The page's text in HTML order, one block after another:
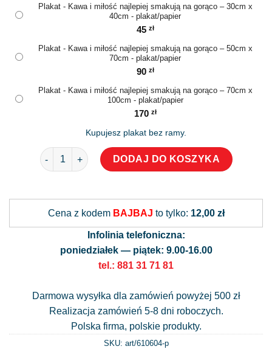
Plakat - Kawa i miłość najlepiej smakują na gorąco – 30cm x
40cm - plakat/papier
45 zł
Plakat - Kawa i miłość najlepiej smakują na gorąco – 50cm x
70cm - plakat/papier
90 zł
Plakat - Kawa i miłość najlepiej smakują na gorąco – 70cm x
100cm - plakat/papier
170 zł
Kupujesz plakat bez ramy.
ilość Plakat - Kawa i miłość najlepiej smakują na gorąco
DODAJ DO KOSZYKA
Cena z kodem BAJBAJ to tylko: 12,00 zł
Infolinia telefoniczna:
poniedziałek — piątek: 9.00-16.00
tel.: 881 31 71 81
Darmowa wysyłka dla zamówień powyżej 500 zł
Realizacja zamówień 5-8 dni roboczych.
Polska firma, polskie produkty.
SKU: art/610604-p